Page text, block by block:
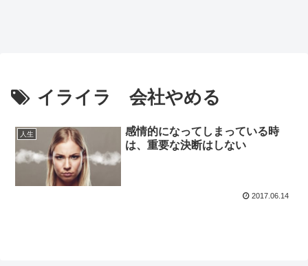
イライラ 会社やめる
人生
感情的になってしまっている時
は、重要な決断はしない
2017.06.14